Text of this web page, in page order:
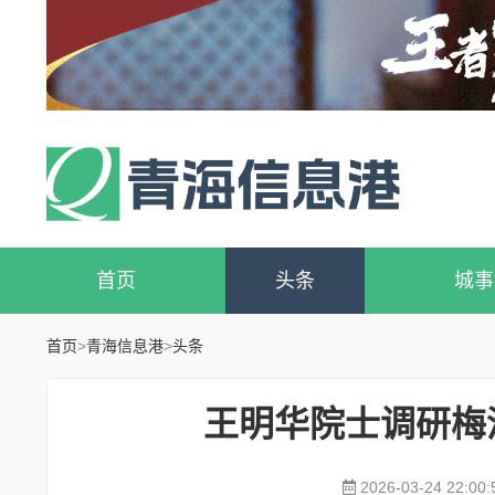
首页 头条 城事
首页>青海信息港>头条
王明华院士调研
2026-03-24